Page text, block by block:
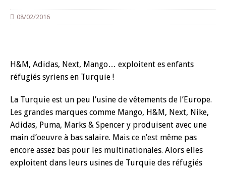
08/02/2016
H&M, Adidas, Next, Mango… exploitent es enfants
réfugiés syriens en Turquie !
La Turquie est un peu l’usine de vêtements de l’Europe.
Les grandes marques comme Mango, H&M, Next, Nike,
Adidas, Puma, Marks & Spencer y produisent avec une
main d’oeuvre à bas salaire. Mais ce n’est même pas
encore assez bas pour les multinationales. Alors elles
exploitent dans leurs usines de Turquie des réfugiés